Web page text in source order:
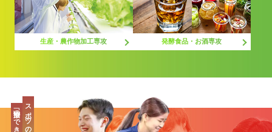
生産・農作物加工専攻 発酵食品・お酒専攻
スポーツの最先端、